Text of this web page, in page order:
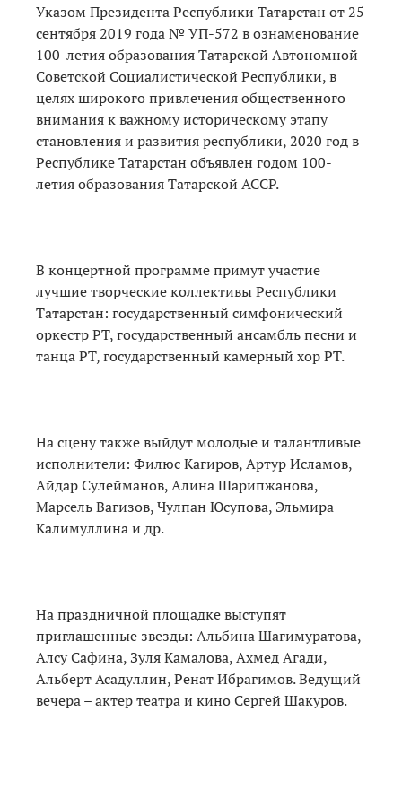
Указом Президента Республики Татарстан от 25
сентября 2019 года № УП-572 в ознаменование
100-летия образования Татарской Автономной
Советской Социалистической Республики, в
целях широкого привлечения общественного
внимания к важному историческому этапу
становления и развития республики, 2020 год в
Республике Татарстан объявлен годом 100-
летия образования Татарской АССР.
В концертной программе примут участие
лучшие творческие коллективы Республики
Татарстан: государственный симфонический
оркестр РТ, государственный ансамбль песни и
танца РТ, государственный камерный хор РТ.
На сцену также выйдут молодые и талантливые
исполнители: Филюс Кагиров, Артур Исламов,
Айдар Сулейманов, Алина Шарипжанова,
Марсель Вагизов, Чулпан Юсупова, Эльмира
Калимуллина и др.
На праздничной площадке выступят
приглашенные звезды: Альбина Шагимуратова,
Алсу Сафина, Зуля Камалова, Ахмед Агади,
Альберт Асадуллин, Ренат Ибрагимов. Ведущий
вечера – актер театра и кино Сергей Шакуров.